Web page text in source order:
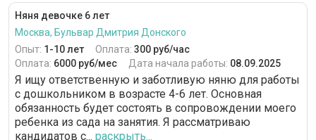
Няня девочке 6 лет
Москва, Бульвар Дмитрия Донского
Опыт: 1-10 лет Оплата: 300 руб/час
Оплата: 6000 руб/мес Дата начала работы: 08.09.2025
Я ищу ответственную и заботливую няню для работы
с дошкольником в возрасте 4-6 лет. Основная
обязанность будет состоять в сопровождении моего
ребенка из сада на занятия. Я рассматриваю
кандидатов с... раскрыть...